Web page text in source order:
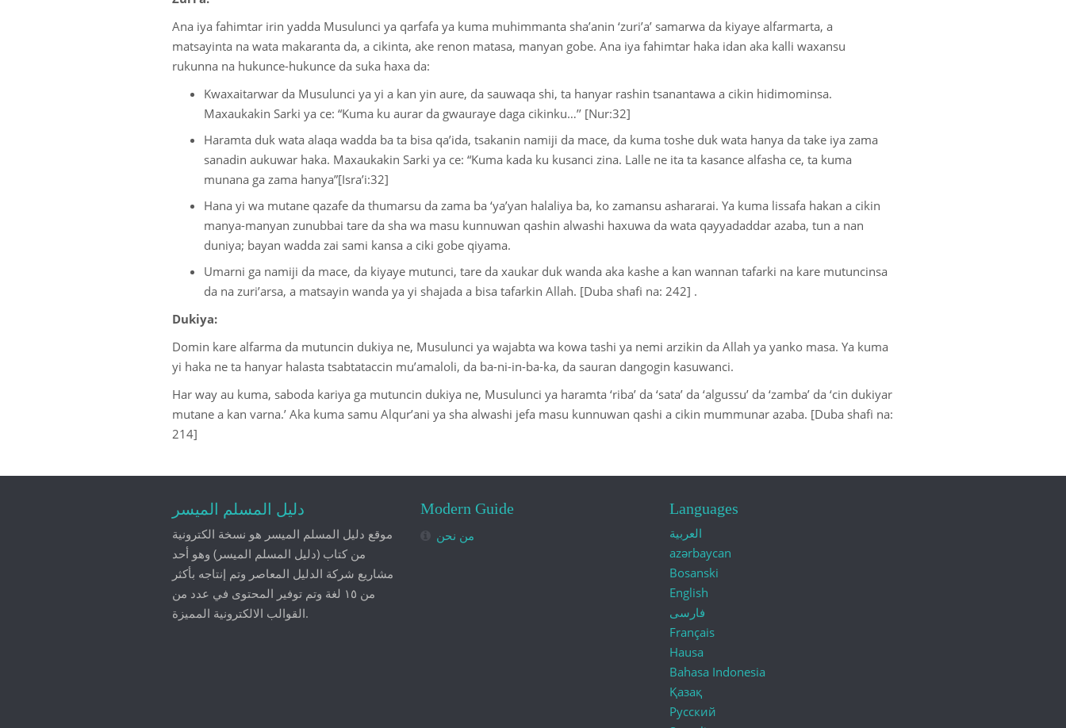
Ana iya fahimtar irin yadda Musulunci ya qarfafa ya kuma muhimmanta sha’anin ‘zuri’a’ samarwa da kiyaye alfarmarta, a
matsayinta na wata makaranta da, a cikinta, ake renon matasa, manyan gobe. Ana iya fahimtar haka idan aka kalli waxansu
rukunna na hukunce-hukunce da suka haxa da:
Kwaxaitarwar da Musulunci ya yi a kan yin aure, da sauwaqa shi, ta hanyar rashin tsanantawa a cikin hidimominsa.
Maxaukakin Sarki ya ce: “Kuma ku aurar da gwauraye daga cikinku…’’ [Nur:32]
Haramta duk wata alaqa wadda ba ta bisa qa’ida, tsakanin namiji da mace, da kuma toshe duk wata hanya da take iya zama
sanadin aukuwar haka. Maxaukakin Sarki ya ce: “Kuma kada ku kusanci zina. Lalle ne ita ta kasance alfasha ce, ta kuma
munana ga zama hanya”[Isra’i:32]
Hana yi wa mutane qazafe da thumarsu da zama ba ‘ya’yan halaliya ba, ko zamansu ashararai. Ya kuma lissafa hakan a cikin
manya-manyan zunubbai tare da sha wa masu kunnuwan qashin alwashi haxuwa da wata qayyadaddar azaba, tun a nan
duniya; bayan wadda zai sami kansa a ciki gobe qiyama.
Umarni ga namiji da mace, da kiyaye mutunci, tare da xaukar duk wanda aka kashe a kan wannan tafarki na kare mutuncinsa
da na zuri’arsa, a matsayin wanda ya yi shajada a bisa tafarkin Allah. [Duba shafi na: 242] .
Dukiya:
Domin kare alfarma da mutuncin dukiya ne, Musulunci ya wajabta wa kowa tashi ya nemi arzikin da Allah ya yanko masa. Ya kuma
yi haka ne ta hanyar halasta tsabtataccin mu’amaloli, da ba-ni-in-ba-ka, da sauran dangogin kasuwanci.
Har way au kuma, saboda kariya ga mutuncin dukiya ne, Musulunci ya haramta ‘riba’ da ‘sata’ da ‘algussu’ da ‘zamba’ da ‘cin dukiyar
mutane a kan varna.’ Aka kuma samu Alqur’ani ya sha alwashi jefa masu kunnuwan qashi a cikin mummunar azaba. [Duba shafi na:
214]
دليل المسلم الميسر
موقع دليل المسلم الميسر هو نسخة الكترونية
من كتاب (دليل المسلم الميسر) وهو أحد
مشاريع شركة الدليل المعاصر وتم إنتاجه بأكثر
من ١٥ لغة وتم توفير المحتوى في عدد من
القوالب الالكترونية المميزة.
Modern Guide
من نحن
Languages
العربية
azərbaycan
Bosanski
English
فارسی
Français
Hausa
Bahasa Indonesia
Қазақ
Русский